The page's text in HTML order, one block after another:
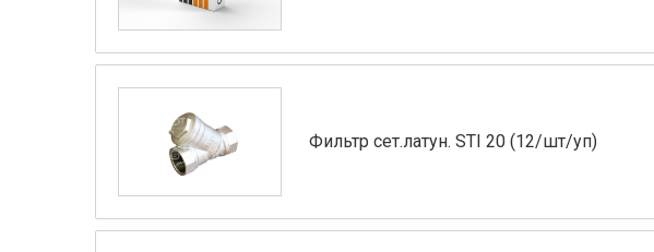
Фильтр сет.латун. STI 20 (12/шт/уп)